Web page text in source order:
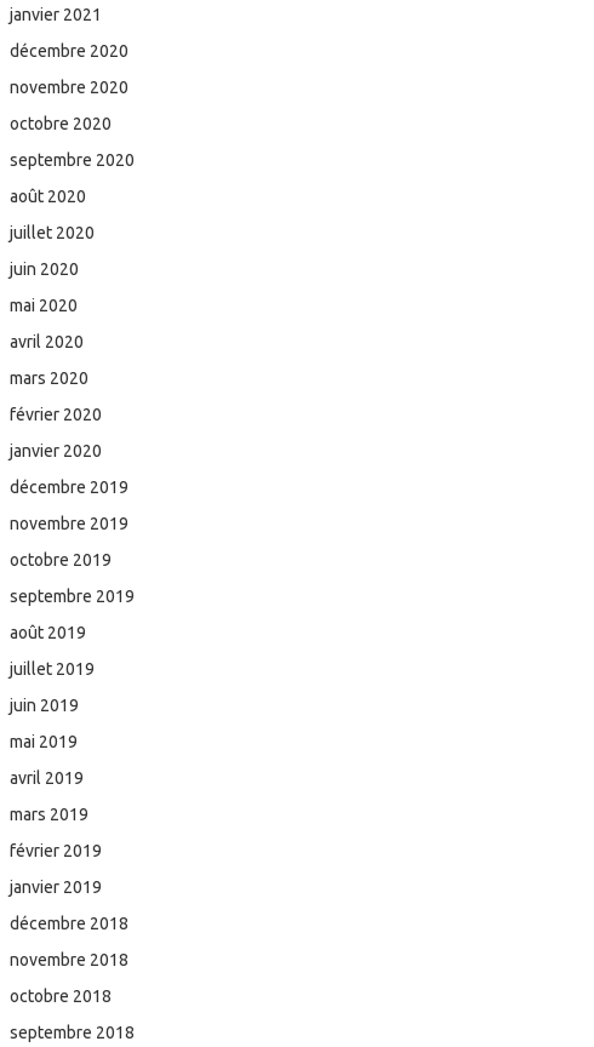
janvier 2021
décembre 2020
novembre 2020
octobre 2020
septembre 2020
août 2020
juillet 2020
juin 2020
mai 2020
avril 2020
mars 2020
février 2020
janvier 2020
décembre 2019
novembre 2019
octobre 2019
septembre 2019
août 2019
juillet 2019
juin 2019
mai 2019
avril 2019
mars 2019
février 2019
janvier 2019
décembre 2018
novembre 2018
octobre 2018
septembre 2018